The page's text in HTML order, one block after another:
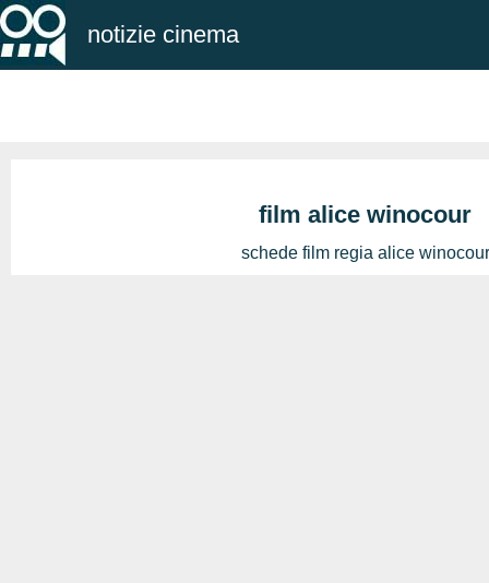
notizie cinema
film alice winocour
schede film regia alice winocour